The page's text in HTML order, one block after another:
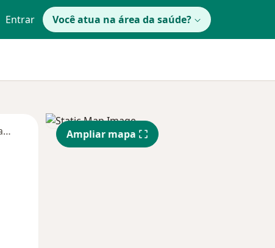
Entrar Você atua na área da saúde?
Segunda-feira Qua
12 Ago
Qui,
13 Ago
Ampliar mapa